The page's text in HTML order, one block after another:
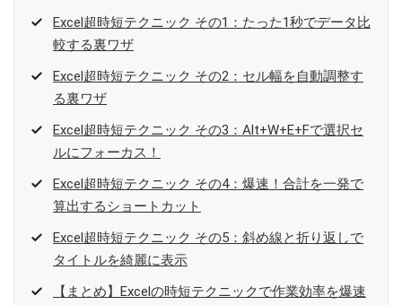
Excel超時短テクニック その1：たった1秒でデータ比
較する裏ワザ
Excel超時短テクニック その2：セル幅を自動調整す
る裏ワザ
Excel超時短テクニック その3：Alt+W+E+Fで選択セ
ルにフォーカス！
Excel超時短テクニック その4：爆速！合計を一発で
算出するショートカット
Excel超時短テクニック その5：斜め線と折り返しで
タイトルを綺麗に表示
【まとめ】Excelの時短テクニックで作業効率を爆速